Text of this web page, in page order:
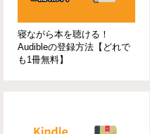
寝ながら本を聴ける！
Audibleの登録方法【どれで
も1冊無料】